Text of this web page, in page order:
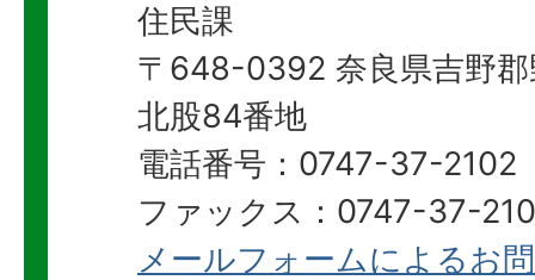
住民課
〒648-0392 奈良県吉野郡
北股84番地
電話番号：0747-37-2102
ファックス：0747-37-
メールフォームによるお